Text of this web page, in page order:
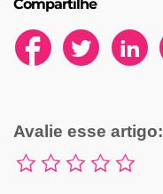
Compartilhe
Avalie esse artigo: